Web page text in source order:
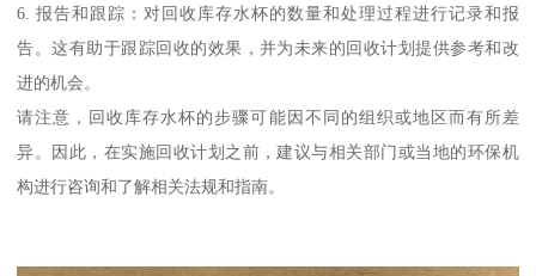
6. 报告和跟踪：对回收库存水杯的数量和处理过程进行记录和报
告。这有助于跟踪回收的效果，并为未来的回收计划提供参考和改
进的机会。
请注意，回收库存水杯的步骤可能因不同的组织或地区而有所差
异。因此，在实施回收计划之前，建议与相关部门或当地的环保机
构进行咨询和了解相关法规和指南。